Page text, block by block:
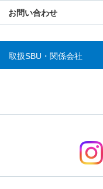
お問い合わせ
取扱SBU・関係会社